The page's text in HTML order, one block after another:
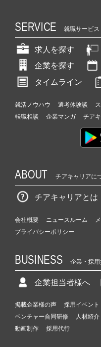
SERVICE 就職サービス
求人を探す
企業を探す
タイムライン
就活ノウハウ 選考体験談
転職相談
企業マンガ チア
ABOUT チアキャリアに
チアキャリアとは
会社概要 ニュースルーム
プライバシーポリシー
BUSINESS 企業・採
企業担当者様へ
掲載企業様の声 採用イベント
ベンチャー合同研修
人材紹介
動画制作
採用代行